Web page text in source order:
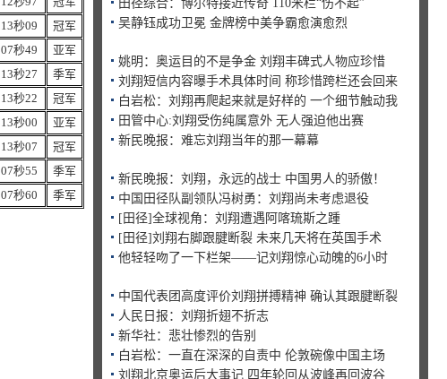
13秒09
冠军
07秒49
亚军
13秒27
季军
13秒22
冠军
13秒00
亚军
13秒07
冠军
07秒55
季军
07秒60 季军
田径综合：博尔特接近传奇 110米栏“伤不起”
吴静钰成功卫冕 金牌榜中美争霸愈演愈烈
姚明：奥运目的不是争金 刘翔丰碑式人物应珍惜
刘翔短信内容曝手术具体时间 称珍惜跨栏还会回来
白岩松：刘翔再爬起来就是好样的 一个细节触动我
田管中心:刘翔受伤纯属意外 无人强迫他出赛
新民晚报：难忘刘翔当年的那一幕幕
新民晚报：刘翔，永远的战士 中国男人的骄傲！
中国田径队副领队冯树勇：刘翔尚未考虑退役
[田径]全球视角：刘翔遭遇阿喀琉斯之踵
[田径]刘翔右脚跟腱断裂 未来几天将在英国手术
他轻轻吻了一下栏架——记刘翔惊心动魄的6小时
中国代表团高度评价刘翔拼搏精神 确认其跟腱断裂
人民日报：刘翔折翅不折志
新华社：悲壮惨烈的告别
白岩松：一直在深深的自责中 伦敦碗像中国主场
刘翔北京奥运后大事记 四年轮回从波峰再回波谷